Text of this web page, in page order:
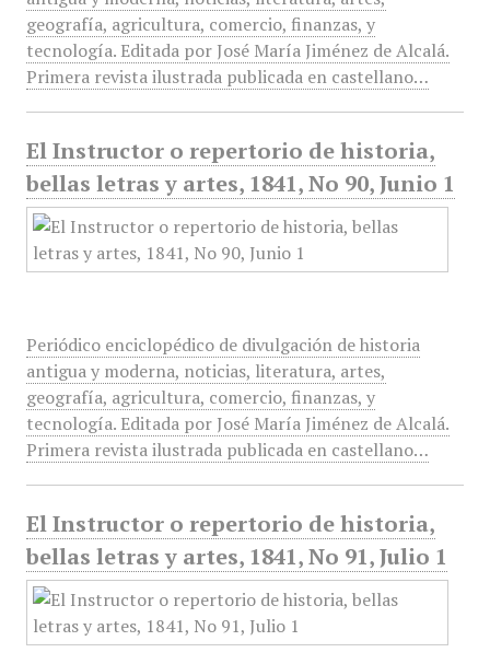
geografía, agricultura, comercio, finanzas, y
tecnología. Editada por José María Jiménez de Alcalá.
Primera revista ilustrada publicada en castellano…
El Instructor o repertorio de historia,
bellas letras y artes, 1841, No 90, Junio 1
Periódico enciclopédico de divulgación de historia
antigua y moderna, noticias, literatura, artes,
geografía, agricultura, comercio, finanzas, y
tecnología. Editada por José María Jiménez de Alcalá.
Primera revista ilustrada publicada en castellano…
El Instructor o repertorio de historia,
bellas letras y artes, 1841, No 91, Julio 1